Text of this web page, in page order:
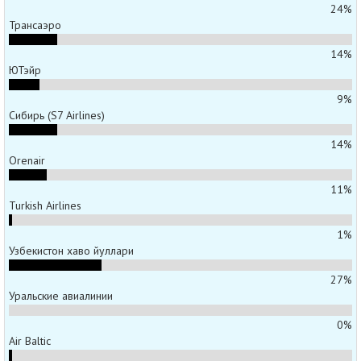
24%
Трансаэро
14%
ЮТэйр
9%
Сибирь (S7 Airlines)
14%
Orenair
11%
Turkish Airlines
1%
Узбекистон хаво йуллари
27%
Уральские авиалинии
0%
Air Baltic